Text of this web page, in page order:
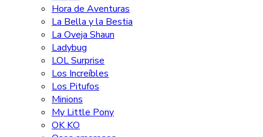
Hora de Aventuras
La Bella y la Bestia
La Oveja Shaun
Ladybug
LOL Surprise
Los Increíbles
Los Pitufos
Minions
My Little Pony
OK KO